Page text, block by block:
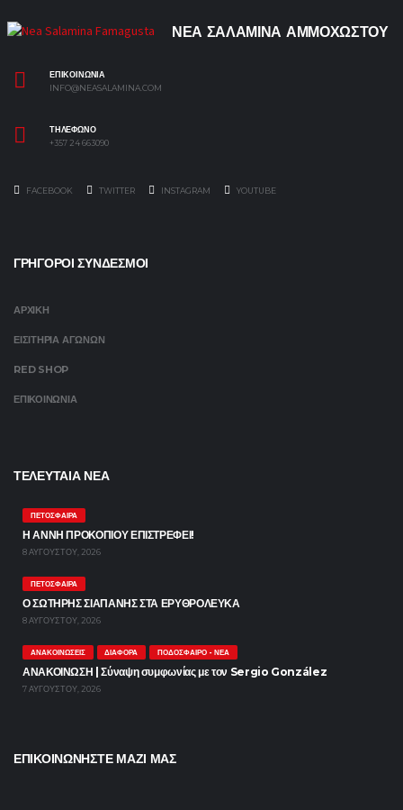
ΝΕΑ ΣΑΛΑΜΙΝΑ ΑΜΜΟΧΩΣΤΟΥ
ΕΠΙΚΟΙΝΩΝΙΑ
INFO@NEASALAMINA.COM
ΤΗΛΕΦΩΝΟ
+357 24 663090
FACEBOOK TWITTER INSTAGRAM YOUTUBE
ΓΡΗΓΟΡΟΙ ΣΥΝΔΕΣΜΟΙ
ΑΡΧΙΚΗ
ΕΙΣΙΤΗΡΙΑ ΑΓΩΝΩΝ
RED SHOP
ΕΠΙΚΟΙΝΩΝΙΑ
ΤΕΛΕΥΤΑΙΑ ΝΕΑ
ΠΕΤΌΣΦΑΙΡΑ
Η ΑΝΝΗ ΠΡΟΚΟΠΙΟΥ ΕΠΙΣΤΡΕΦΕΙ!
8 ΑΥΓΟΎΣΤΟΥ, 2026
ΠΕΤΌΣΦΑΙΡΑ
Ο ΣΩΤΗΡΗΣ ΣΙΑΠΑΝΗΣ ΣΤΑ ΕΡΥΘΡΟΛΕΥΚΑ
8 ΑΥΓΟΎΣΤΟΥ, 2026
ΑΝΑΚΟΙΝΏΣΕΙΣ ΔΙΆΦΟΡΑ ΠΟΔΌΣΦΑΙΡΟ - ΝΈΑ
ΑΝΑΚΟΙΝΩΣΗ | Σύναψη συμφωνίας με τον Sergio González
7 ΑΥΓΟΎΣΤΟΥ, 2026
ΕΠΙΚΟΙΝΩΝΗΣΤΕ ΜΑΖΙ ΜΑΣ